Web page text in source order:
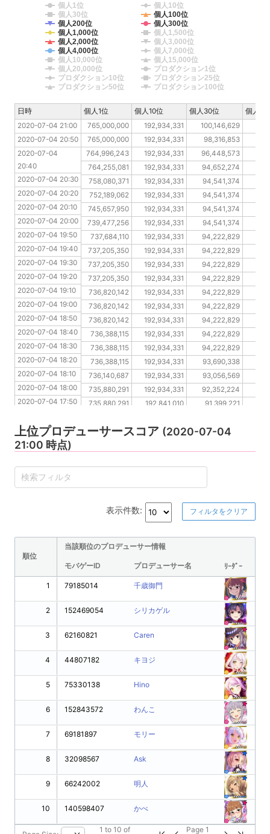
個人1位
個人10位
個人30位
個人100位
個人200位
個人300位
個人1,000位
個人1,500位
個人2,000位
個人3,000位
個人4,000位
個人7,000位
個人10,000位
個人15,000位
個人20,000位
プロダクション1位
プロダクション10位
プロダクション25位
プロダクション50位
プロダクション100位
2020-07-04 21:00 765,000,000 192,934,331 100,146,629
2020-07-04 20:50
765,000,000 192,934,331 98,316,853
2020-07-04 20:40
764,996,243 192,934,331 96,448,573
2020-07-04 20:30
764,255,081 192,934,331 94,652,274
2020-07-04 20:20
758,080,371 192,934,331 94,541,374
2020-07-04 20:10
752,189,062 192,934,331 94,541,374
2020-07-04 20:00
745,657,950 192,934,331 94,541,374
2020-07-04 19:50
739,477,256 192,934,331 94,541,374
2020-07-04 19:40
737,684,110 192,934,331 94,222,829
2020-07-04 19:30
737,205,350 192,934,331 94,222,829
2020-07-04 19:20
737,205,350 192,934,331 94,222,829
2020-07-04 19:10
737,205,350 192,934,331 94,222,829
2020-07-04 19:00
736,820,142 192,934,331 94,222,829
2020-07-04 18:50
736,820,142 192,934,331 94,222,829
2020-07-04 18:40
736,820,142 192,934,331 94,222,829
2020-07-04 18:30
736,388,115 192,934,331 94,222,829
2020-07-04 18:20
736,388,115 192,934,331 94,222,829
2020-07-04 18:10
736,388,115 192,934,331 93,690,338
2020-07-04 18:00
736,140,687 192,934,331 93,056,569
2020-07-04 17:50
735,880,291 192,934,331 92,352,224
2020-07-04 17:40
735,880,291 192,841,010 91,399,221
日時 個人1位 個人10位 個人30位
個人
2020-07-04 21:00
2020-07-04 20:50
2020-07-04
20:40
2020-07-04 20:30
2020-07-04 20:20
2020-07-04 20:10
2020-07-04 20:00
2020-07-04 19:50
2020-07-04 19:40
2020-07-04 19:30
2020-07-04 19:20
2020-07-04 19:10
2020-07-04 19:00
2020-07-04 18:50
2020-07-04 18:40
2020-07-04 18:30
2020-07-04 18:20
2020-07-04 18:10
2020-07-04 18:00
2020-07-04 17:50
2020-07-04 17:30
日時
上位プロデューサースコア (2020-07-04
21:00 時点)
表示件数: フィルタをクリア
順位
当該順位のプロデューサー情報
モバゲーID プロデューサー名 ﾘｰﾀﾞｰ
1
2
3
4
5
6
7
8
9
10
79185014 千歳御門
152469054 シリカゲル
62160821 Caren
44807182 キヨジ
75330138 Hino
152843572 わんこ
69181897 モリー
32098567 Ask
66242002 明人
140598407 かべ
1 to 10 of Page 1